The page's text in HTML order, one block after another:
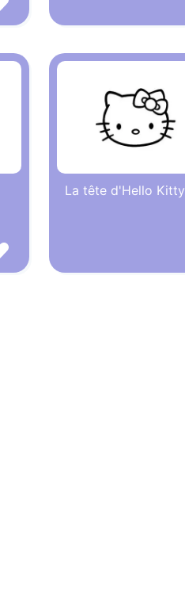
La tête d'Hello Kitty